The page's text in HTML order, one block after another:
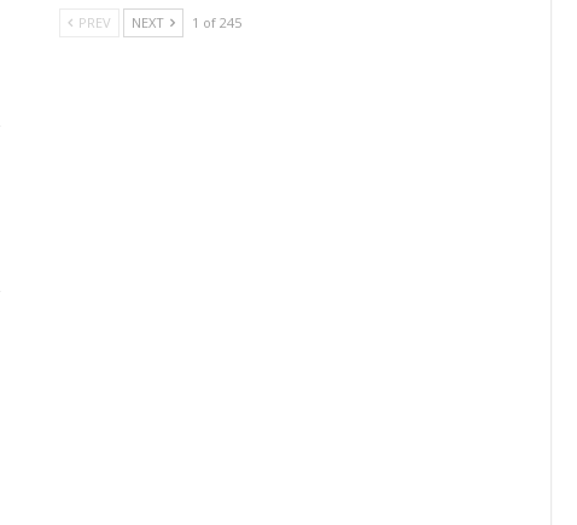
PREV NEXT 1 of 245